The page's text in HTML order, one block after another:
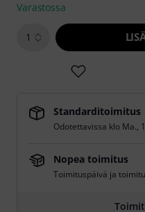
Varastossa
1
Standarditoimitus
Odotettavissa klo Ma.,
Nopea toimitus
Toimituspäivä ja